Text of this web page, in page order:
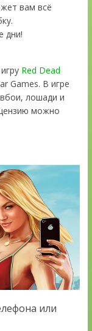
вам всё
дни!
Red Dead
Games. В игре
лошади и
можно
или